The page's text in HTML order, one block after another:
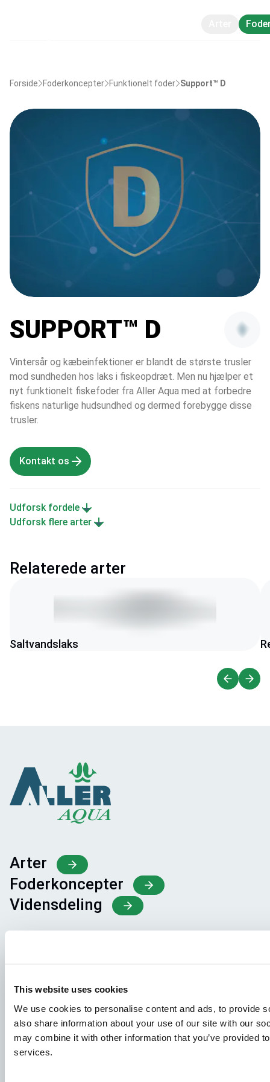
This website uses cookies
We use cookies to personalise content and ads, to provide
also share information about your use of our site with our
may combine it with other information that you’ve provided
services.
Forside Foderkoncepter Funktionelt foder Support™ D
SUPPORT™ D
Vintersår og kæbeinfektioner er blandt de største trusler
mod sundheden hos laks i fiskeopdræt. Men nu hjælper et
nyt funktionelt fiskefoder fra Aller Aqua med at forbedre
fiskens naturlige hudsundhed og dermed forebygge disse
trusler.
Kontakt os
Udforsk fordele
Udforsk flere arter
Relaterede arter
Saltvandslaks
Arter
Foderkoncepter
Vidensdeling
person, bedes du tydeligt angive, hvilket job du er
Se ledige stillinger